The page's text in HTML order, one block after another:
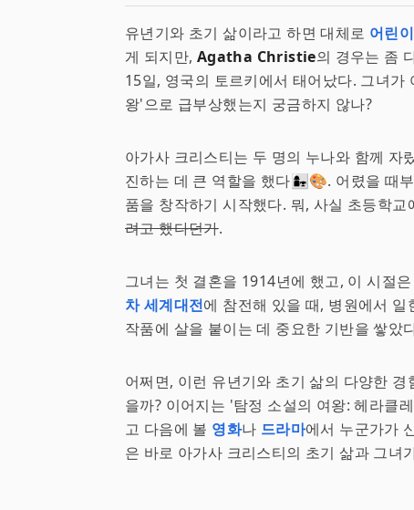
유년기와 초기 삶이라고 하면 대체로 어린이
게 되지만, Agatha Christie의 경우는 좀
15일, 영국의 토르키에서 태어났다. 그녀가
왕'으로 급부상했는지 궁금하지 않나?
아가사 크리스티는 두 명의 누나와 함께 자
진하는 데 큰 역할을 했다👩‍👧🎨. 어렸을
품을 창작하기 시작했다. 뭐, 사실 초등학
려고 했다던가.
그녀는 첫 결혼을 1914년에 했고, 이 시절
차 세계대전에 참전해 있을 때, 병원에서
작품에 살을 붙이는 데 중요한 기반을 쌓았
어쩌면, 이런 유년기와 초기 삶의 다양한
을까? 이어지는 '탐정 소설의 여왕: 헤라클
고 다음에 볼 영화나 드라마에서 누군가가
은 바로 아가사 크리스티의 초기 삶과 그